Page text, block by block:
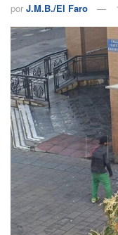
por J.M.B./El Faro